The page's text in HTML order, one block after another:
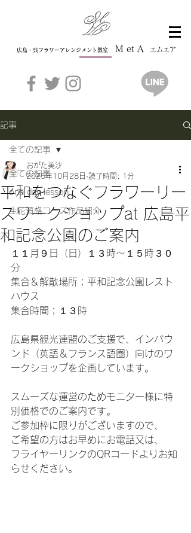
広島・呉フラワーアレンジメント教室 M et A エムエア
記事
全ての記事
one day lesson
生花資格コース作品紹介
全ての記事
平和をつなぐフラワーリー
スワークショップat 広島平
和記念公園のご案内
おがた美沙
2025年10月28日 読了時間: 1分
１１月９日（日）１３時〜１５時３０
分
集合＆解散場所；平和記念公園レスト
ハウス
集合時間；１３時
広島県観光連盟のご支援で、インバウ
ンド（英語＆フランス語圏）向けのワ
ークショップを企画しています。
スムーズな運営のためモニター様に特
別価格でのご案内です。
ご参加枠に限りがございますので、
ご希望の方はお早めにお電話又は、
フライヤーリンクのQRコードよりお知
らせください。